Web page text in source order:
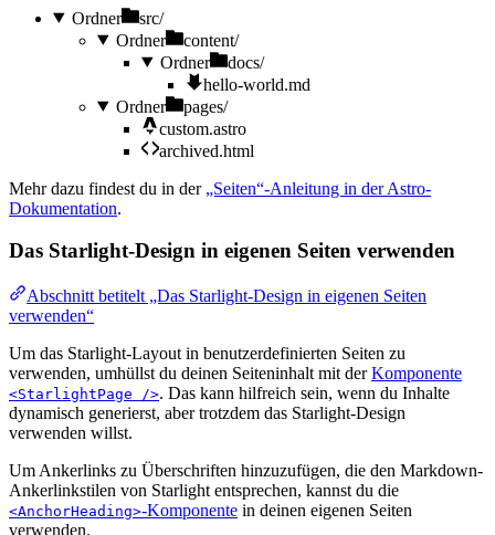
Ordner
src/
Ordner
content/
Ordner
docs/
hello-world.md
Ordner
pages/
custom.astro
archived.html
Mehr dazu findest du in der „Seiten“-Anleitung in der Astro-
Dokumentation.
Das Starlight-Design in eigenen Seiten verwenden
Abschnitt betitelt „Das Starlight-Design in eigenen Seiten
verwenden“
Um das Starlight-Layout in benutzerdefinierten Seiten zu
verwenden, umhüllst du deinen Seiteninhalt mit derKomponente
<StarlightPage />. Das kann hilfreich sein, wenn du Inhalte
dynamisch generierst, aber trotzdem das Starlight-Design
verwenden willst.
Um Ankerlinks zu Überschriften hinzuzufügen, die den Markdown-
Ankerlinkstilen von Starlight entsprechen, kannst du die
<AnchorHeading>-Komponente in deinen eigenen Seiten
verwenden.